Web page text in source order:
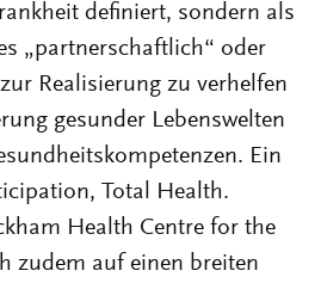
definiert, sondern als
„partnerschaftlich“ oder
Realisierung zu verhelfen
gesunder Lebenswelten
Ein
Total Health.
Health Centre for the
zudem auf einen breiten